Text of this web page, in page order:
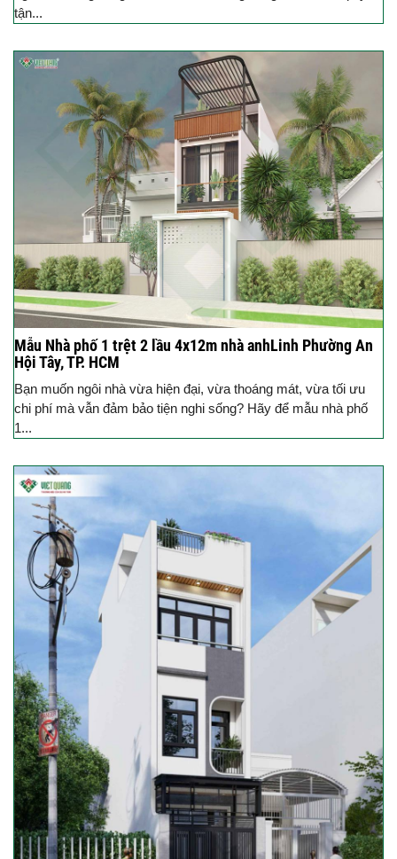
tận...
Mẫu Nhà phố 1 trệt 2 lầu 4x12m nhà anhLinh Phường An
Hội Tây, TP. HCM
Bạn muốn ngôi nhà vừa hiện đại, vừa thoáng mát, vừa tối ưu
chi phí mà vẫn đảm bảo tiện nghi sống? Hãy để mẫu nhà phố
1...